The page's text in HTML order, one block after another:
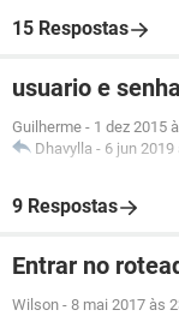
15 Respostas
usuario e
Guilherme - 1 dez 2015
Dhavylla - 6 jun 2019
9 Respostas
Entrar no
Wilson - 8 mai 2017 às